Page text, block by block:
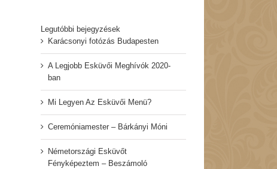
Legutóbbi bejegyzések
Karácsonyi fotózás Budapesten
A Legjobb Esküvői Meghívók 2020-
ban
Mi Legyen Az Esküvői Menü?
Ceremóniamester – Bárkányi Móni
Németországi Esküvőt
Fényképeztem – Beszámoló